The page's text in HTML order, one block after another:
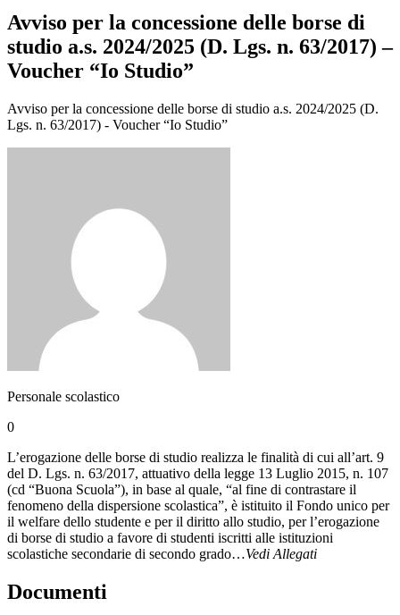
Avviso per la concessione delle borse di
studio a.s. 2024/2025 (D. Lgs. n. 63/2017) –
Voucher “Io Studio”
Avviso per la concessione delle borse di studio a.s. 2024/2025 (D.
Lgs. n. 63/2017) - Voucher “Io Studio”
Personale scolastico
0
L’erogazione delle borse di studio realizza le finalità di cui all’art. 9
del D. Lgs. n. 63/2017, attuativo della legge 13 Luglio 2015, n. 107
(cd “Buona Scuola”), in base al quale, “al fine di contrastare il
fenomeno della dispersione scolastica”, è istituito il Fondo unico per
il welfare dello studente e per il diritto allo studio, per l’erogazione
di borse di studio a favore di studenti iscritti alle istituzioni
scolastiche secondarie di secondo grado…Vedi Allegati
Documenti